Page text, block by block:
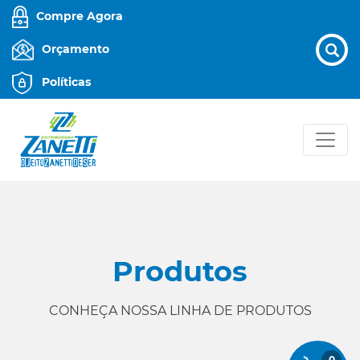
Compre Agora
Orçamento
Políticas
Produtos
CONHEÇA NOSSA LINHA DE PRODUTOS